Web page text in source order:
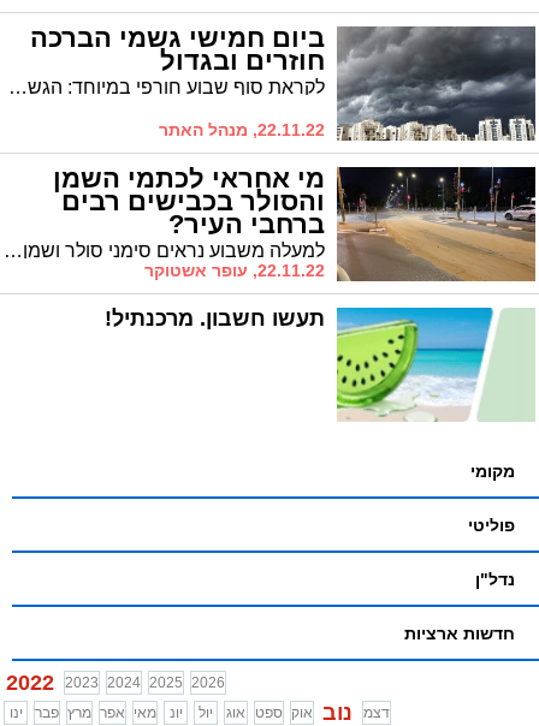
ביום חמישי גשמי הברכה
חוזרים ובגדול
לקראת סוף שבוע חורפי במיוחד: הגשם חוזר החל מיום חמישי עם מנת גשם משמעותית בימים חמישי ושישי
22.11.22, מנהל האתר
מי אחראי לכתמי השמן
והסולר בכבישים רבים
ברחבי העיר?
למעלה משבוע נראים סימני סולר ושמן גדולים על כבישים רבים בעיר, לרוב בצמתים או אחרי פניות * על פי ההערכות, מדובר באוטובוסים שאינם תקינים מהם נוצרת נזילות שמן וסולר * אתמול זה הסתיים בתאונה רבת רכבים ברובע ז'. שלא ייגמר באסון רח"ל
22.11.22, עופר אשטוקר
תעשו חשבון. מרכנתיל!
מקומי
פוליטי
נדל"ן
חדשות ארציות
2022 2023 2024 2025 2026
ינו
פבר מרץ אפר מאי יונ יול אוג ספט אוק נוב
דצמ